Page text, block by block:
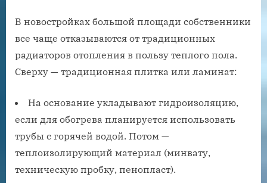
В новостройках большой площади собственники
все чаще отказываются от традиционных
радиаторов отопления в пользу теплого пола.
Сверху — традиционная плитка или ламинат:
На основание укладывают гидроизоляцию,
если для обогрева планируется использовать
трубы с горячей водой. Потом —
теплоизолирующий материал (минвату,
техническую пробку, пенопласт).